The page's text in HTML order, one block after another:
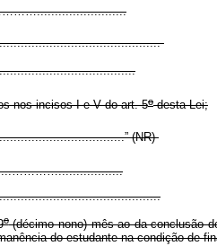
nos incisos I e V do art. 5odesta Lei;
(NR)
o(décimo nono) mês ao da conclusão
do estudante na condição de